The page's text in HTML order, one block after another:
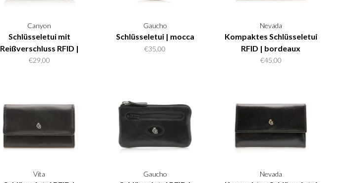
Canyon
Schlüsseletui mit
Reißverschluss RFID |
mocca
€29,00
Gaucho
Schlüsseletui | mocca
€35,00
Nevada
Kompaktes Schlüsseletui
RFID | bordeaux
€45,00
Vita Gaucho Nevada